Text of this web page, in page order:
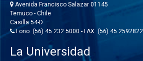
Avenida Francisco Salazar 01145
Temuco - Chile
Casilla 54-D
Fono: (56) 45 232 5000 - FAX: (56) 45 2592822
La Universidad